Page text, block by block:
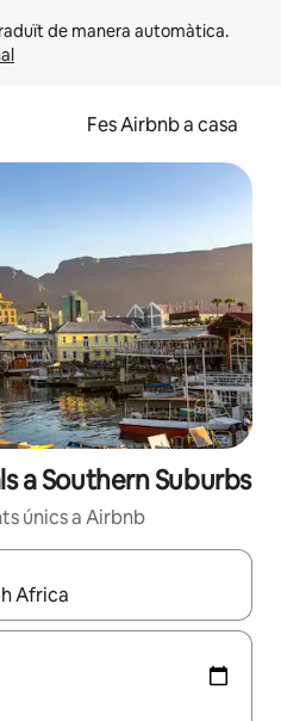
Fes Airbnb a casa
a Southern Suburbs
únics a Airbnb
podràs navegar-hi a